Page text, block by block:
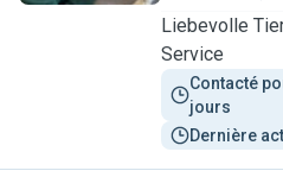
Liebevolle
Service
Contacté
jours
Dernière